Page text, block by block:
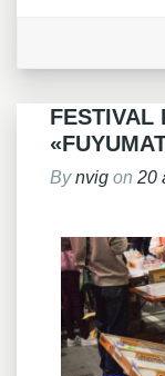
FESTIVAL
Bynvig on 20